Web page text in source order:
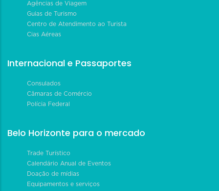
Agências de Viagem
Guias de Turismo
Centro de Atendimento ao Turista
Cias Aéreas
Internacional e Passaportes
Consulados
Câmaras de Comércio
Polícia Federal
Belo Horizonte para o mercado
Trade Turístico
Calendário Anual de Eventos
Doação de mídias
Equipamentos e serviços